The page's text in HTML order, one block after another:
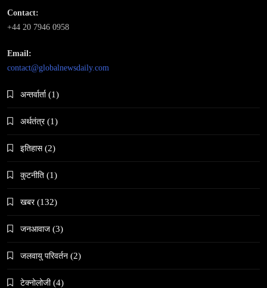
महाकुम्भ मेलामा भाइरल भएकी युवती मोनालिसाले गरिन्-
समाज-संस्कृति
भारतको इतिहासमा पहिलोपटक मृत्यु इच्छाको अनुमति
नेपालमा गोरखकाली पूजाको विशेष महत्व
Contact:
+44 20 7946 0958
Email:
contact@globalnewsdaily.com
अन्तर्वार्ता (1)
अर्थतंत्र (1)
इतिहास (2)
कुटनीति (1)
खबर (132)
जनआवाज (3)
जलवायु परिवर्तन (2)
टेक्नोलोजी (4)